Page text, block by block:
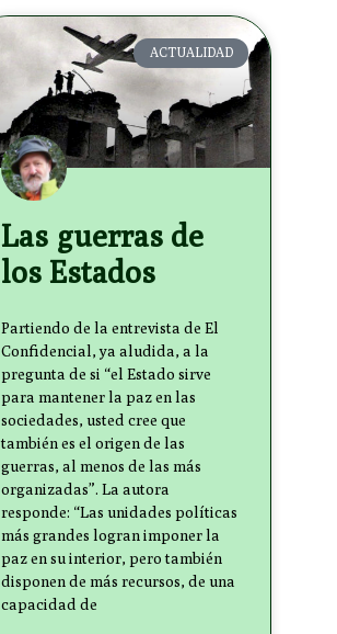
ACTUALIDAD
Las guerras de
los Estados
Partiendo de la entrevista de El
Confidencial, ya aludida, a la
pregunta de si “el Estado sirve
para mantener la paz en las
sociedades, usted cree que
también es el origen de las
guerras, al menos de las más
organizadas”. La autora
responde: “Las unidades políticas
más grandes logran imponer la
paz en su interior, pero también
disponen de más recursos, de una
capacidad de